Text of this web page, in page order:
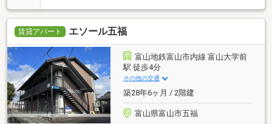
賃貸アパート エソール五福
富山地鉄富山市内線 富山大学前
駅 徒歩4分
その他の交通
築28年6ヶ月 / 2階建
富山県富山市五福